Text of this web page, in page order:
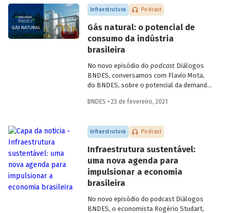
Infraestrutura Podcast
Gás natural: o potencial de
consumo da indústria
brasileira
No novo episódio do podcastDiálogos
BNDES, conversamos com Flavio Mota,
do BNDES, sobre o potencial da demanda
conversa passa pela indústria química,
diretora de Economia e Estatística da
Abiquim, e pela siderurgia, com
participação de José Carlos D’Abreu,
conselheiro da ABM e professor emérito
da PUC-Rio e do IME, e Marco Polo de
Mello Lopes, presidente-executivo do
Instituto Aço Brasil.
BNDES • 23 de fevereiro, 2021
Infraestrutura Podcast
Infraestrutura sustentável:
uma nova agenda para
impulsionar a economia
brasileira
No novo episódio do podcast Diálogos
BNDES, o economista Rogério Studart,